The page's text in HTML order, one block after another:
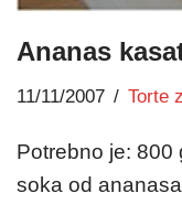
Ananas
11/11/2007 Torte
Potrebno je: 800
soka od